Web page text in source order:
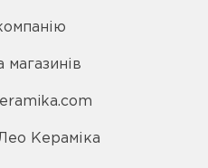
Кераміка